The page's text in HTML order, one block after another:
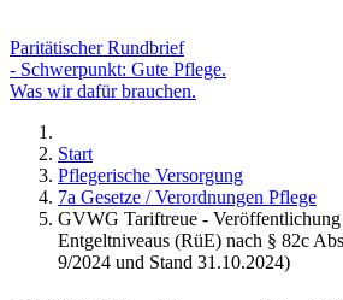
Paritätischer Rundbrief
- Schwerpunkt: Gute Pflege.
Was wir dafür brauchen.
Start
Pflegerische Versorgung
7a Gesetze / Verordnungen Pflege
GVWG Tariftreue -
Entgeltniveaus (RüE) nach § 82c
9/2024 und Stand 31.10.2024)